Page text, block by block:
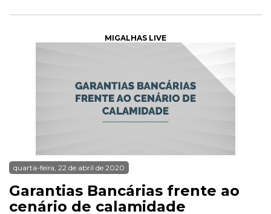
MIGALHAS LIVE
quarta-feira, 22 de abril de 2020
Garantias Bancárias frente ao
cenário de calamidade